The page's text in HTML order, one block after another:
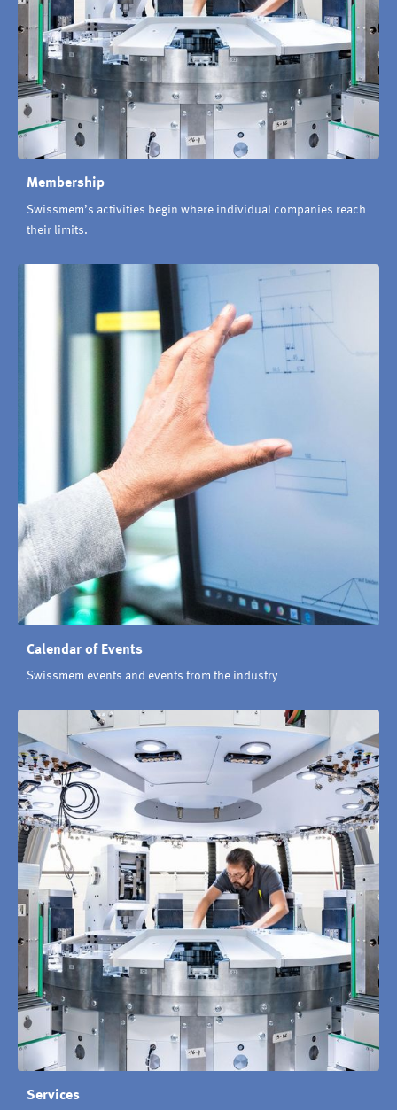
Membership
Swissmem’s activities begin where individual companies reach
their limits.
Calendar of Events
Swissmem events and events from the industry
Services